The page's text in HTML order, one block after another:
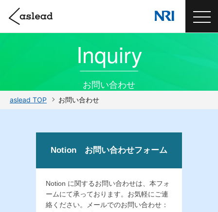
Inquiry
お問い合わせ
aslead TOP お問い合わせ
Notion お問い合わせフォーム
Notion に関するお問い合わせは、本フォ
ームにて承っております。お気軽にご連
絡ください。メールでのお問い合わせ：